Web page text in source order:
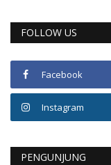
FOLLOW US
Facebook
Instagram
PENGUNJUNG